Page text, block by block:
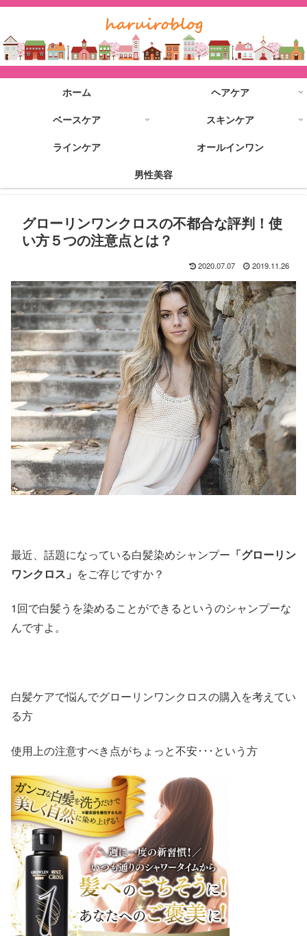
ホーム
ヘアケア
ベースケア
スキンケア
ラインケア
オールインワン
男性美容
グローリンワンクロスの不都合な評判！使
い方５つの注意点とは？
2020.07.07 2019.11.26
最近、話題になっている白髪染めシャンプー 「グローリン
ワンクロス」 をご存じですか？
1回で白髪うを染めることができるというのシャンプーな
んですよ。
白髪ケアで悩んでグローリンワンクロスの購入を考えてい
る方
使用上の注意すべき点がちょっと不安･･･という方